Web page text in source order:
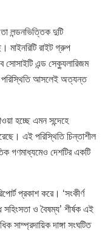
লন্ডনভিত্তিক দুটি
মাইনরিটি রাইট গ্রুপ
সোসাইটি এন্ড সেক্যুলারিজম
পরিস্থিতি আসলেই অত্যন্ত
হচ্ছে এমন সন্দেহে
এই পরিস্থিতি চিন্তাশীল
গণমাধ্যমেও দেশটির একটি
প্রকাশ করে। ‘সংকীর্ণ
ও বৈষম্য’ শীর্ষক এই
সাম্প্রদায়িক দাঙ্গা সংঘটিত